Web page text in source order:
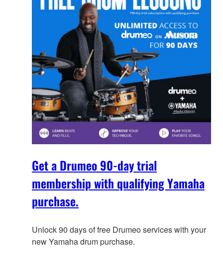
Get a Drumeo 90-day trial
membership with qualifying Yamaha
purchase.
Unlock 90 days of free Drumeo services with your
new Yamaha drum purchase.